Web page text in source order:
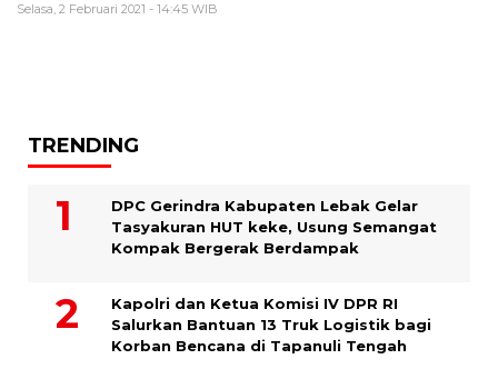
Selasa, 2 Februari 2021 - 14:45 WIB
TRENDING
DPC Gerindra Kabupaten Lebak Gelar
Tasyakuran HUT keke, Usung Semangat
Kompak Bergerak Berdampak
Kapolri dan Ketua Komisi IV DPR RI
Salurkan Bantuan 13 Truk Logistik bagi
Korban Bencana di Tapanuli Tengah